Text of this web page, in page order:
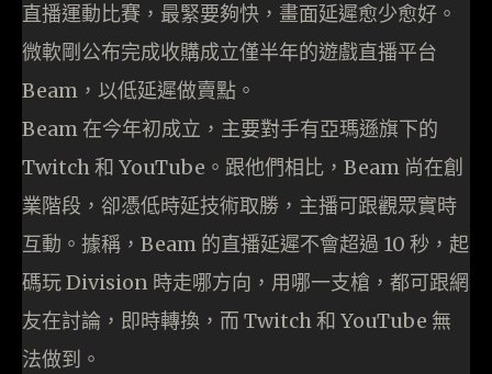
直播運動比賽，最緊要夠快，畫面延遲愈少愈好。
微軟剛公布完成收購成立僅半年的遊戲直播平台
Beam，以低延遲做賣點。
Beam 在今年初成立，主要對手有亞瑪遜旗下的
Twitch 和 YouTube。跟他們相比，Beam 尚在創
業階段，卻憑低時延技術取勝，主播可跟觀眾實時
互動。據稱，Beam 的直播延遲不會超過 10 秒，起
碼玩 Division 時走哪方向，用哪一支槍，都可跟網
友在討論，即時轉換，而 Twitch 和 YouTube 無
法做到。